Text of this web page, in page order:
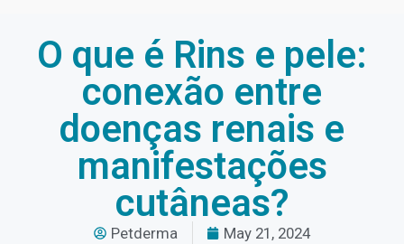
O que é Rins e pele:
conexão entre
doenças renais e
manifestações
cutâneas?
Petderma May 21, 2024